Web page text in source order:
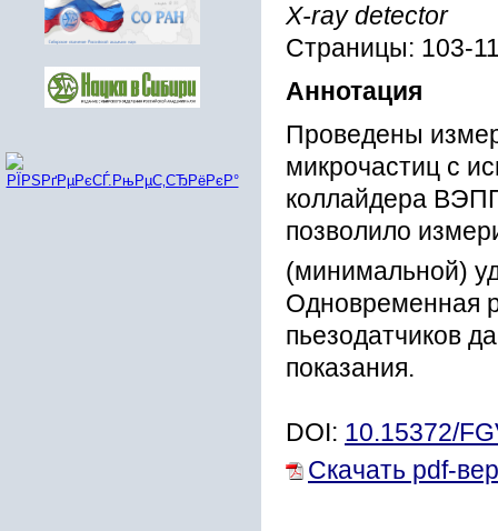
X-ray detector
Страницы: 103-
Аннотация
Проведены
микрочастиц с
коллайдера
позволило
(минимальной)
Одновременная
пьезодатчиков
показания.
DOI: 10.15372/
Скачать pdf-